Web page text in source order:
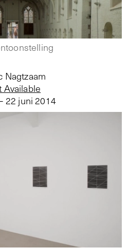
Available
Nagtzaam
22 juni 2014